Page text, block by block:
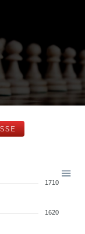
1710
1620